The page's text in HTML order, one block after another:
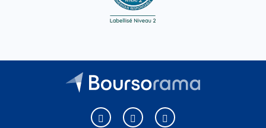
Boursorama sur Facebook
Boursorama sur XBoursorama sur